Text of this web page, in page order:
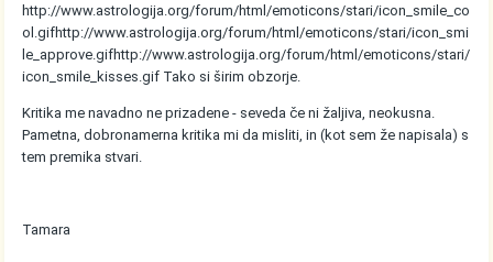
http://www.astrologija.org/forum/html/emoticons/stari/icon_smile_co
ol.gifhttp://www.astrologija.org/forum/html/emoticons/stari/icon_smi
le_approve.gifhttp://www.astrologija.org/forum/html/emoticons/stari/
icon_smile_kisses.gif Tako si širim obzorje.
Kritika me navadno ne prizadene - seveda če ni žaljiva, neokusna.
Pametna, dobronamerna kritika mi da misliti, in (kot sem že napisala) s
tem premika stvari.
Tamara